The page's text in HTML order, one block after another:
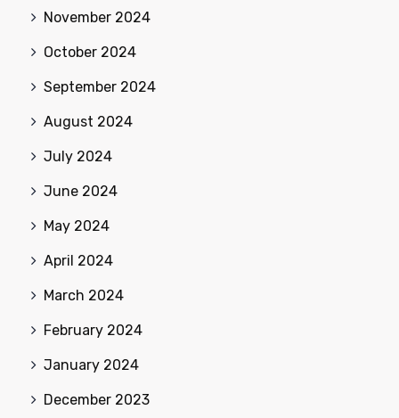
November 2024
October 2024
September 2024
August 2024
July 2024
June 2024
May 2024
April 2024
March 2024
February 2024
January 2024
December 2023